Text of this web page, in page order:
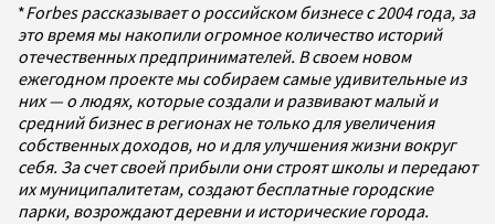
*Forbes рассказывает о российском бизнесе с 2004 года, за
это время мы накопили огромное количество историй
отечественных предпринимателей. В своем новом
ежегодном проекте мы собираем самые удивительные из
них — о людях, которые создали и развивают малый и
средний бизнес в регионах не только для увеличения
собственных доходов, но и для улучшения жизни вокруг
себя. За счет своей прибыли они строят школы и передают
их муниципалитетам, создают бесплатные городские
парки, возрождают деревни и исторические города.